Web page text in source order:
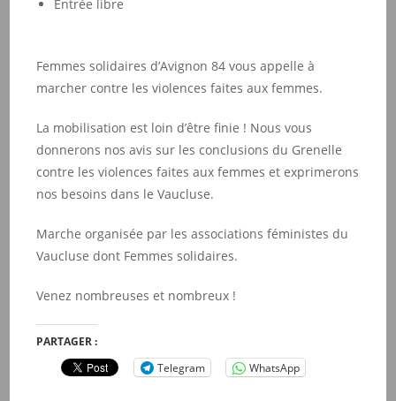
Entrée libre
Femmes solidaires d’Avignon 84 vous appelle à
marcher contre les violences faites aux femmes.
La mobilisation est loin d’être finie ! Nous vous
donnerons nos avis sur les conclusions du Grenelle
contre les violences faites aux femmes et exprimerons
nos besoins dans le Vaucluse.
Marche organisée par les associations féministes du
Vaucluse dont Femmes solidaires.
Venez nombreuses et nombreux !
PARTAGER :
Telegram
WhatsApp